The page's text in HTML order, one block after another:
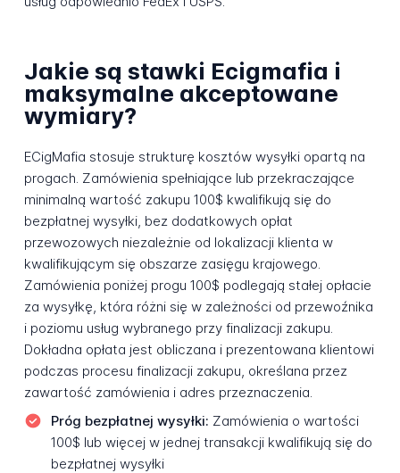
Jakie są stawki Ecigmafia i
maksymalne akceptowane
wymiary?
ECigMafia stosuje strukturę kosztów wysyłki opartą na
progach. Zamówienia spełniające lub przekraczające
minimalną wartość zakupu 100$ kwalifikują się do
bezpłatnej wysyłki, bez dodatkowych opłat
przewozowych niezależnie od lokalizacji klienta w
kwalifikującym się obszarze zasięgu krajowego.
Zamówienia poniżej progu 100$ podlegają stałej opłacie
za wysyłkę, która różni się w zależności od przewoźnika
i poziomu usług wybranego przy finalizacji zakupu.
Dokładna opłata jest obliczana i prezentowana klientowi
podczas procesu finalizacji zakupu, określana przez
zawartość zamówienia i adres przeznaczenia.
Próg bezpłatnej wysyłki: Zamówienia o wartości
100$ lub więcej w jednej transakcji kwalifikują się do
bezpłatnej wysyłki